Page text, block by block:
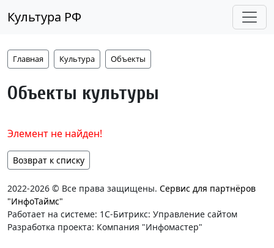
Культура РФ
Главная Культура Объекты
Объекты культуры
Элемент не найден!
Возврат к списку
2022-2026 © Все права защищены. Сервис для партнёров
"ИнфоТаймс"
Работает на системе: 1С-Битрикс: Управление сайтом
Разработка проекта: Компания "Инфомастер"